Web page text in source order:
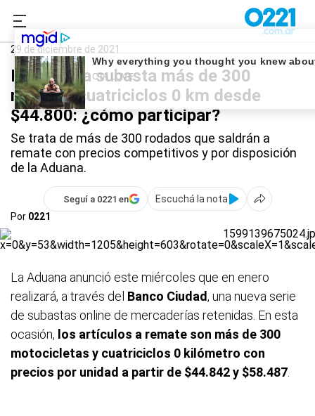
0221.com.ar
29 de diciembre de 2021
La Aduana subasta más de 300
motos y cuatriciclos 0 km desde
$44.800: ¿cómo participar?
Se trata de más de 300 rodados que saldrán a
remate con precios competitivos y por disposición
de la Aduana.
Seguí a 0221 en
Escuchá la nota
Por 0221
La Aduana anunció este miércoles que en enero
realizará, a través del Banco Ciudad, una nueva serie
de subastas online de mercaderías retenidas. En esta
ocasión, los artículos a remate son más de 300
motocicletas y cuatriciclos 0 kilómetro con
precios por unidad a partir de $44.842 y $58.487